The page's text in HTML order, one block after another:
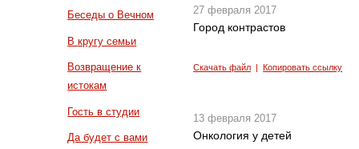
Беседы о Вечном
В кругу семьи
Возвращение к
истокам
Гость в студии
Да будет с вами
27 февраля 2017
Город контрастов
Скачать файл |Копировать ссылку
13 февраля 2017
Онкология у детей